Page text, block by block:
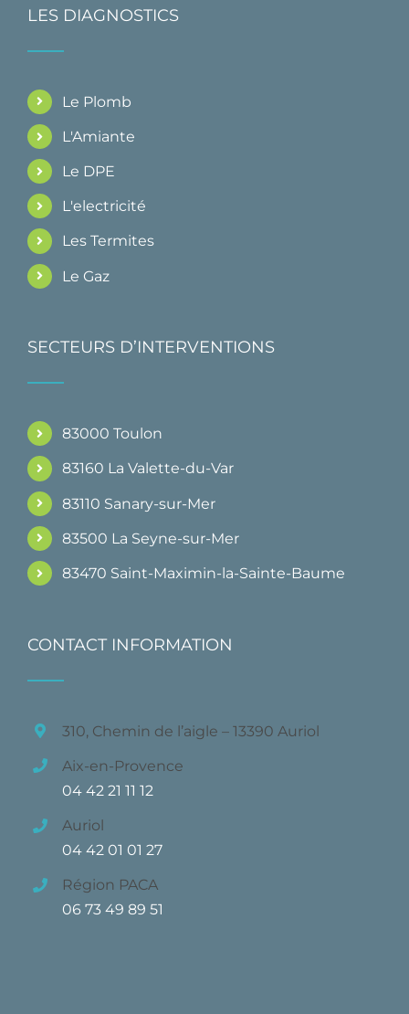
LES DIAGNOSTICS
Le Plomb
L'Amiante
Le DPE
L'electricité
Les Termites
Le Gaz
SECTEURS D’INTERVENTIONS
83000 Toulon
83160 La Valette-du-Var
83110 Sanary-sur-Mer
83500 La Seyne-sur-Mer
83470 Saint-Maximin-la-Sainte-Baume
CONTACT INFORMATION
310, Chemin de l’aigle – 13390 Auriol
Aix-en-Provence
04 42 21 11 12
Auriol
04 42 01 01 27
Région PACA
06 73 49 89 51